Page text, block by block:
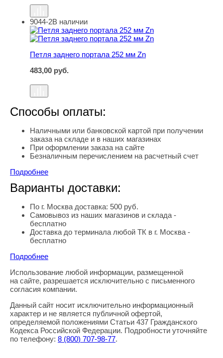
Петля заднего портала 252 мм Zn
9044-2В наличии
Петля заднего портала 252 мм Zn
483,00 руб.
Способы оплаты:
Наличными или банковской картой при получении
заказа на складе и в наших магазинах
При оформлении заказа на сайте
Безналичным перечислением на расчетный счет
Подробнее
Варианты доставки:
По г. Москва доставка: 500 руб.
Самовывоз из наших магазинов и склада -
бесплатно
Доставка до терминала любой ТК в г. Москва -
бесплатно
Подробнее
Правовая информация
Использование любой информации, размещенной
на сайте, разрешается исключительно с письменного
согласия компании.
Данный сайт носит исключительно информационный
характер и не является публичной офертой,
определяемой положениями Статьи 437 Гражданского
Кодекса Российской Федерации. Подробности уточняйте
по телефону: 8 (800) 707-98-77.